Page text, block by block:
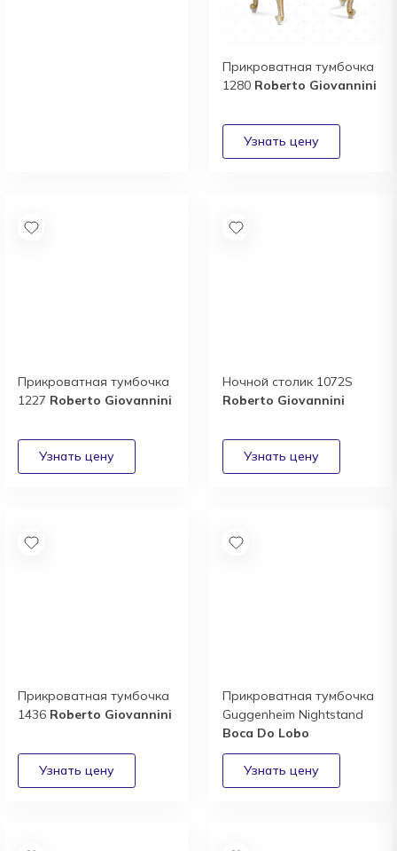
Прикроватная тумбочка
1280 Roberto Giovannini
Прикроватная тумбочка
1227 Roberto Giovannini
Ночной столик 1072S
Roberto Giovannini
Прикроватная тумбочка
1436 Roberto Giovannini
Прикроватная тумбочка
Guggenheim Nightstand
Boca Do Lobo